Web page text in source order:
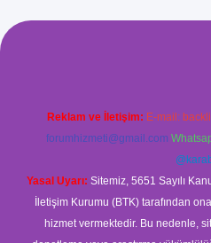
Reklam ve İletişim: E-mail:
forumhizmeti@gmail.com
Yasal Uyarı: Sitemiz, 5651 Sayılı
İletişim Kurumu (BTK) tarafından
hizmet vermektedir. Bu nedenle,